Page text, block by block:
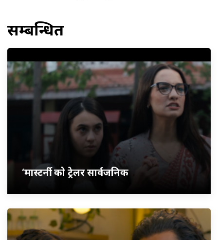
सम्बन्धित
‘मास्टर्नी’ को ट्रेलर सार्वजनिक